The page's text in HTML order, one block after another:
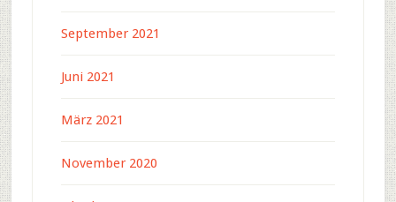
September 2021
Juni 2021
März 2021
November 2020